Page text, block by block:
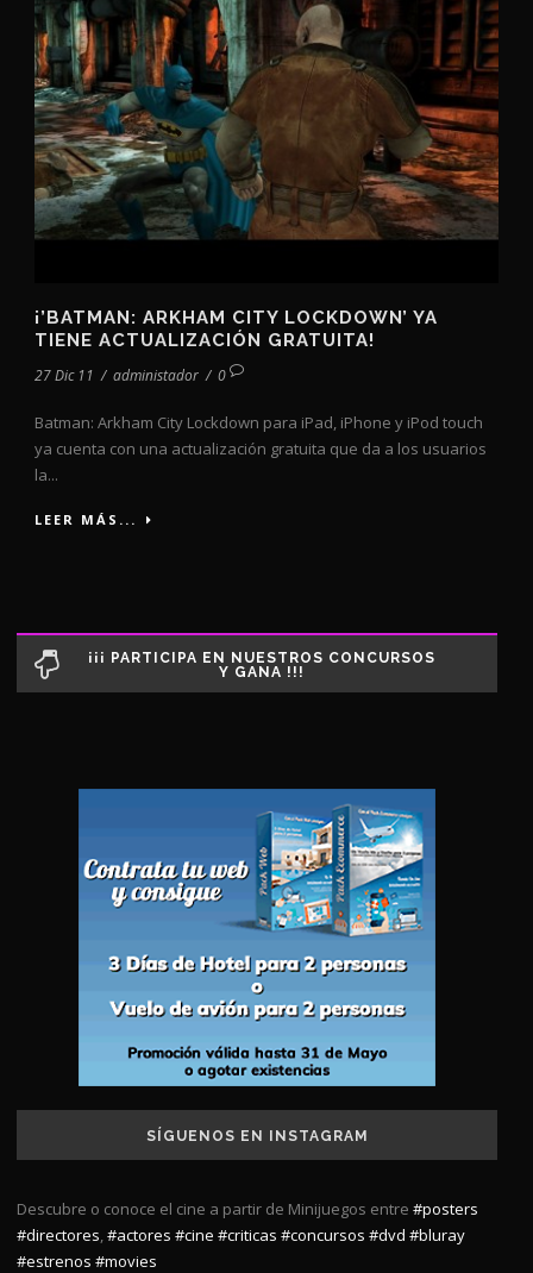
¡’BATMAN: ARKHAM CITY LOCKDOWN’ YA
TIENE ACTUALIZACIÓN GRATUITA!
27 Dic 11 / administador / 0
Batman: Arkham City Lockdown para iPad, iPhone y iPod touch
ya cuenta con una actualización gratuita que da a los usuarios
la...
LEER MÁS...
¡¡¡ PARTICIPA EN NUESTROS CONCURSOS
Y GANA !!!
SÍGUENOS EN INSTAGRAM
Descubre o conoce el cine a partir de Minijuegos entre #posters
#directores,#actores #cine #criticas #concursos #dvd #bluray
#estrenos #movies